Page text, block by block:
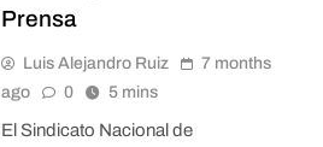
Prensa
Luis Alejandro Ruiz
7 months
ago
0 5 mins
El Sindicato Nacional de